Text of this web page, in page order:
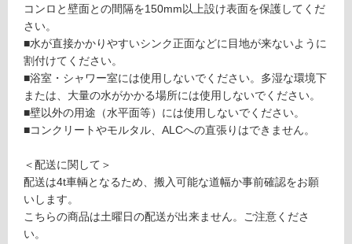
い
対
応
し
て
い
制
限
り
コンロと壁面との間隔を150mm以上設け表面を保護してくだ
さい。
■水が直接かかりやすいシンク正面などに目地が来ないように
割付けてください。
■浴室・シャワー室には使用しないでください。多湿な環境下
または、大量の水がかかる場所には使用しないでください。
■壁以外の用途（水平面等）には使用しないでください。
■コンクリートやモルタル、ALCへの直張りはできません。
＜配送に関して＞
配送は4t車輌となるため、搬入可能な道幅か事前確認をお願
いします。
こちらの商品は土曜日の配送が出来ません。ご注意くださ
い。